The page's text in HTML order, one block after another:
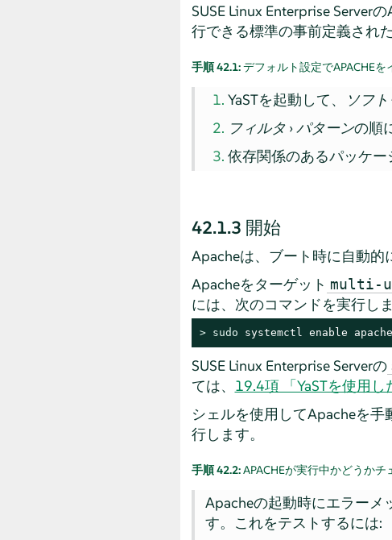
SUSE Linux Enterprise Serverの
行できる標準の事前定義され
手順 42.1:デフォルト設定でAPACHEを
YaSTを起動して、 ソフ
フィルタ ›パターンの順
依存関係のあるパッケー
42.1.3 開始
Apacheは、ブート時に自動的
Apacheをターゲット multi-
には、次のコマンドを実行しま
> sudo systemctl enable
SUSE Linux Enterprise Serverの
ては、 19.4項 「YaSTを使用し
シェルを使用してApacheを手
行します。
手順 42.2:APACHEが実行中かどうかチ
Apacheの起動時にエラーメ
す。これをテストするには: